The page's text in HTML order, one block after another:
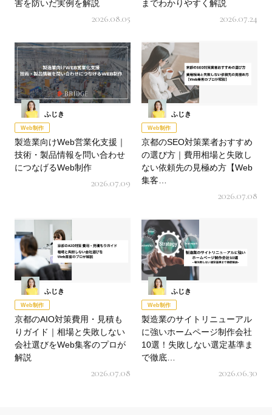
害を防いだ実例を解説
2026.08.05
までわかりやすく解説
2026.07.24
ふじき
Web制作
製造業向けWeb営業化支援｜
技術・製品情報を問い合わせ
につなげるWeb制作
2026.07.09
ふじき
Web制作
京都のSEO対策業者おすすめ
の選び方｜費用相場と失敗し
ない依頼先の見極め方【Web
集客…
2026.07.08
ふじき
Web制作
京都のAIO対策費用・見積も
りガイド｜相場と失敗しない
会社選びをWeb集客のプロが
解説
2026.07.08
ふじき
Web制作
製造業のサイトリニューアル
に強いホームページ制作会社
10選！失敗しない選定基準ま
で徹底…
2026.06.30